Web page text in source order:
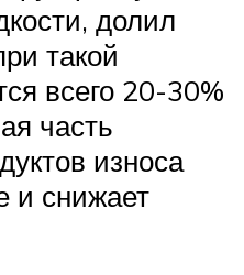
долил
такой
всего 20-30%
часть
износа
и снижает